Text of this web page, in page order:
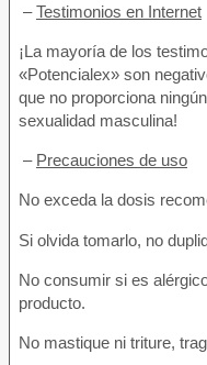
–Testimonios en Internet
¡La mayoría de los
«Potencialex» son
que no proporciona
sexualidad masculina!
– Precauciones de uso
No exceda la dosis
Si olvida tomarlo, no
No consumir si es
producto.
No mastique ni triture,